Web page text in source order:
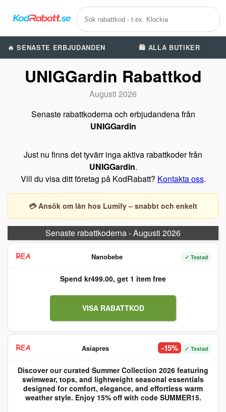
🔥 SENASTE ERBJUDANDEN 🛍️ ALLA BUTIKER
UNIGGardin Rabattkod
Augusti 2026
Senaste rabattkoderna och erbjudandena från
UNIGGardin
Just nu finns det tyvärr inga aktiva rabattkoder från
UNIGGardin.
Vill du visa ditt företag på KodRabatt? Kontakta oss.
💳 Ansök om lån hos Lumify – snabbt och enkelt
Senaste rabattkoderna - Augusti 2026
Nanobebe ✓ Testad
Spend kr499.00, get 1 item free
VISA RABATTKOD
Asiapres -15% ✓ Testad
Discover our curated Summer Collection 2026 featuring
swimwear, tops, and lightweight seasonal essentials
designed for comfort, elegance, and effortless warm
weather style. Enjoy 15% off with code SUMMER15.